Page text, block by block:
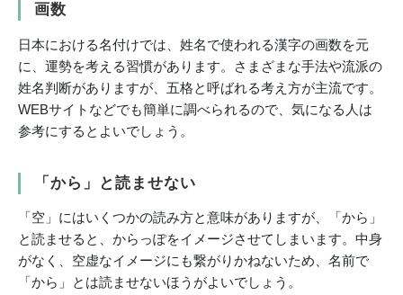
画数
日本における名付けでは、姓名で使われる漢字の画数を元
に、運勢を考える習慣があります。さまざまな手法や流派の
姓名判断がありますが、五格と呼ばれる考え方が主流です。
WEBサイトなどでも簡単に調べられるので、気になる人は
参考にするとよいでしょう。
「から」と読ませない
「空」にはいくつかの読み方と意味がありますが、「から」
と読ませると、からっぽをイメージさせてしまいます。中身
がなく、空虚なイメージにも繋がりかねないため、名前で
「から」とは読ませないほうがよいでしょう。